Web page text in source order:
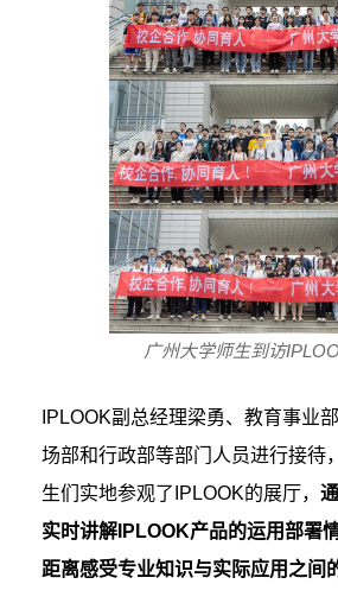
广州大学师生到访
IPLOOK副总经理梁勇、教育事业
场部和行政部等部门人员进行接待
生们实地参观了IPLOOK的展厅，
实时讲解IPLOOK产品的运用部署
距离感受专业知识与实际应用之间